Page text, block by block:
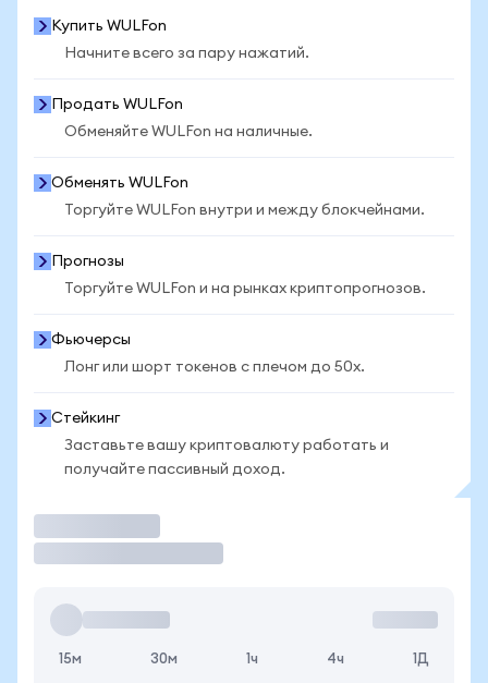
Купить WULFon
Начните всего за пару нажатий.
Продать WULFon
Обменяйте WULFon на наличные.
Обменять WULFon
Торгуйте WULFon внутри и между блокчейнами.
Прогнозы
Торгуйте WULFon и на рынках криптопрогнозов.
Фьючерсы
Лонг или шорт токенов с плечом до 50x.
Стейкинг
Заставьте вашу криптовалюту работать и
получайте пассивный доход.
15м 30м 1ч 4ч 1Д